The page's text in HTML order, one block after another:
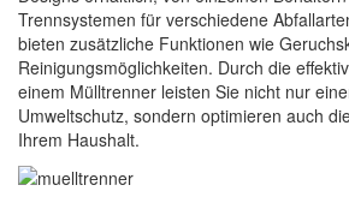
Trennsystemen für verschiedene
bieten zusätzliche Funktionen wie
Reinigungsmöglichkeiten. Durch die
einem Mülltrenner leisten Sie nicht nur
Umweltschutz, sondern optimieren auch
Ihrem Haushalt.